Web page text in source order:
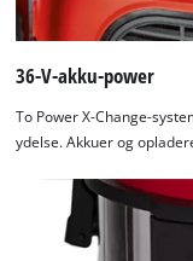
36-V-akku-power
To Power X-Change-
ydelse. Akkuer og